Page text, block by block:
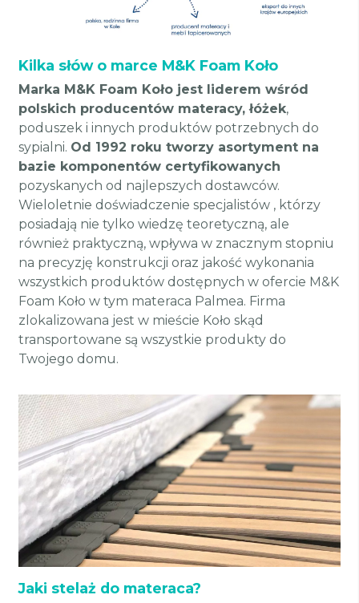
Kilka słów o marce M&K Foam Koło
Marka M&K Foam Koło jest liderem wśród
polskich producentów materacy, łóżek,
poduszek i innych produktów potrzebnych do
sypialni. Od 1992 roku tworzy asortyment na
bazie komponentów certyfikowanych
pozyskanych od najlepszych dostawców.
Wieloletnie doświadczenie specjalistów , którzy
posiadają nie tylko wiedzę teoretyczną, ale
również praktyczną, wpływa w znacznym stopniu
na precyzję konstrukcji oraz jakość wykonania
wszystkich produktów dostępnych w ofercie M&K
Foam Koło w tym materaca Palmea. Firma
zlokalizowana jest w mieście Koło skąd
transportowane są wszystkie produkty do
Twojego domu.
Jaki stelaż do materaca?